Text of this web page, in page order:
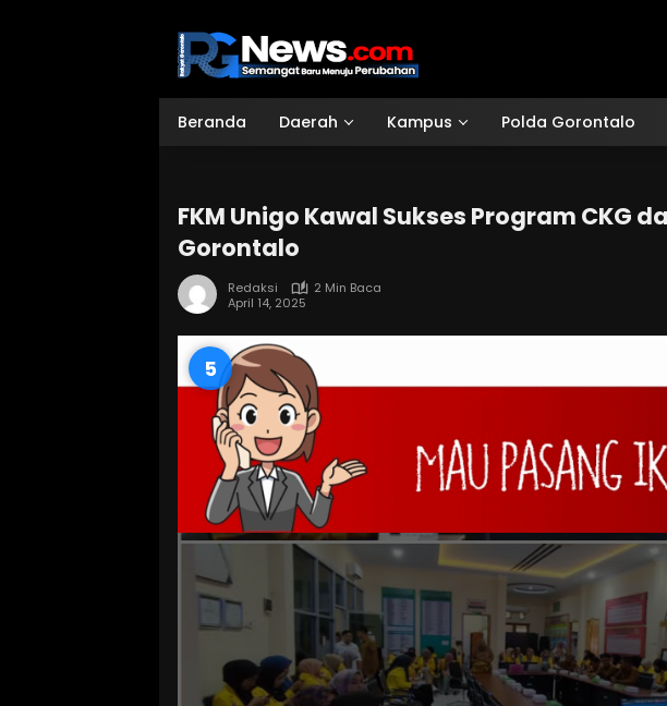
Beranda Daerah Kampus Polda Gorontalo
FKM Unigo Kawal Sukses Program CKG
Gorontalo
Redaksi
2 Min Baca
April 14, 2025
4